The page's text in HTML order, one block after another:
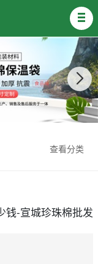
查看分类
钱-宣城珍珠棉批发